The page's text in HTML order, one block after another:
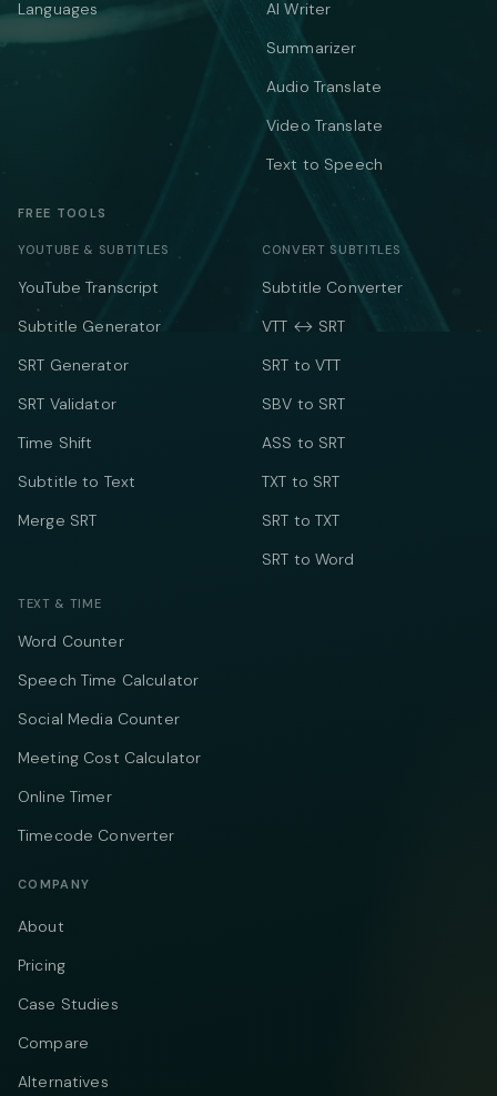
Languages
AI Writer
Summarizer
Audio Translate
Video Translate
Text to Speech
FREE TOOLS
YOUTUBE & SUBTITLES
YouTube Transcript
Subtitle Generator
SRT Generator
SRT Validator
Time Shift
Subtitle to Text
Merge SRT
CONVERT SUBTITLES
Subtitle Converter
VTT ↔ SRT
SRT to VTT
SBV to SRT
ASS to SRT
TXT to SRT
SRT to TXT
SRT to Word
TEXT & TIME
Word Counter
Speech Time Calculator
Social Media Counter
Meeting Cost Calculator
Online Timer
Timecode Converter
COMPANY
About
Pricing
Case Studies
Compare
Alternatives